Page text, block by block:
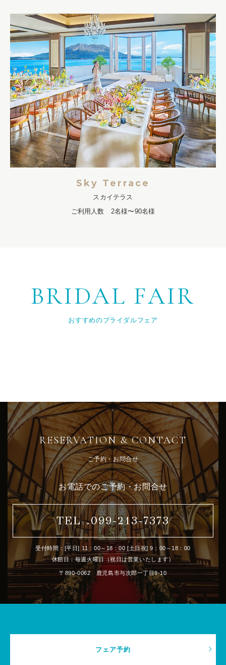
Sky Terrace
スカイテラス
ご利用人数 2名様〜90名様
BRIDAL FAIR
おすすめのブライダルフェア
RESERVATION & CONTACT
ご予約・お問合せ
フェア予約
お電話でのご予約・お問合せ
TEL .099-213-7373
受付時間：[平日] 11：00～18：00 [土日祝] 9：00～18：00
休館日：毎週火曜日（祝日は営業いたします）
〒890-0062 鹿児島市与次郎一丁目9-10